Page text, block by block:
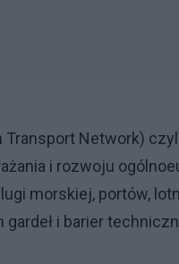
Transport Network)
i rozwoju
morskiej, portów,
i barier